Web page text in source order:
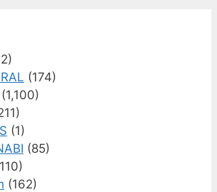
(174)
(1,100)
(1)
(85)
(162)